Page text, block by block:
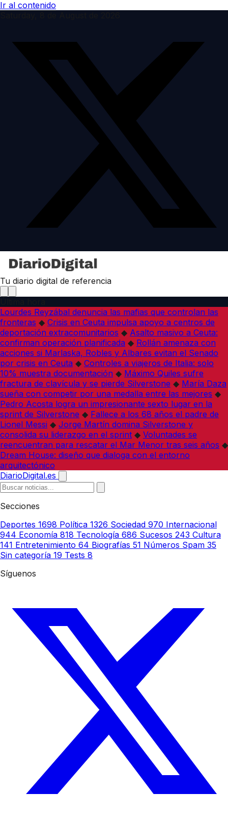
Ir al contenido
Tu diario digital de referencia
Lourdes Reyzábal denuncia las mafias que controlan las
fronteras ◆ Crisis en Ceuta impulsa apoyo a centros de
deportación extracomunitarios ◆ Asalto masivo a Ceuta:
confirman operación planificada ◆ Rollán amenaza con
acciones si Marlaska, Robles y Albares evitan el Senado
por crisis en Ceuta ◆ Controles a viajeros de Italia: solo
10% muestra documentación ◆ Máximo Quiles sufre
fractura de clavícula y se pierde Silverstone ◆ María Daza
sueña con competir por una medalla entre las mejores ◆
Pedro Acosta logra un impresionante sexto lugar en la
sprint de Silverstone ◆ Fallece a los 68 años el padre de
Lionel Messi ◆ Jorge Martín domina Silverstone y
consolida su liderazgo en el sprint ◆ Voluntades se
reencuentran para rescatar el Mar Menor tras seis años ◆
Dream House: diseño que dialoga con el entorno
arquitectónico
DiarioDigital.es
Secciones
Deportes 1698 Política 1326 Sociedad 970 Internacional
944 Economía 818 Tecnología 686 Sucesos 243 Cultura
141 Entretenimiento 64 Biografías 51 Números Spam 35
Sin categoría 19 Tests 8
Síguenos